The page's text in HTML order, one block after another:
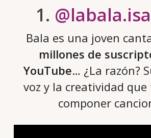
1.
Bala es una joven
millones de
YouTube… ¿La razón?
voz y la creatividad
componer